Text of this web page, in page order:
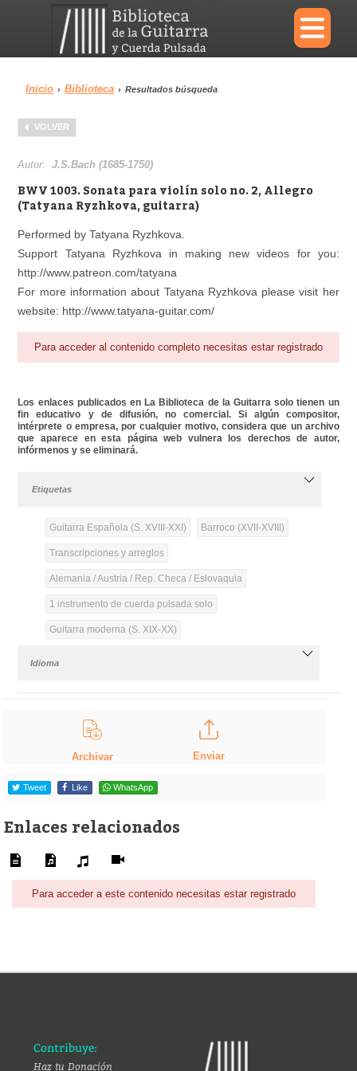
×
Menu
Biblioteca
Área personal
Inicio › Biblioteca › Resultados búsqueda
VOLVER
Autor:J.S.Bach (1685-1750)
BWV 1003. Sonata para violín solo no. 2, Allegro
(Tatyana Ryzhkova, guitarra)
Performed by Tatyana Ryzhkova.
Support Tatyana Ryzhkova in making new videos for you:
http://www.patreon.com/tatyana
For more information about Tatyana Ryzhkova please visit her
website: http://www.tatyana-guitar.com/
Para acceder al contenido completo necesitas estar registrado
Los enlaces publicados en La Biblioteca de la Guitarra solo tienen un
fin educativo y de difusión, no comercial. Si algún compositor,
intérprete o empresa, por cualquier motivo, considera que un archivo
que aparece en esta página web vulnera los derechos de autor,
infórmenos y se eliminará.
Etiquetas
Guitarra Española (S. XVIII-XXI) Barroco (XVII-XVIII)
Transcripciones y arreglos
Alemania / Austria / Rep. Checa / Eslovaquia
1 instrumento de cuerda pulsada solo
Guitarra moderna (S. XIX-XX)
Idioma
Archivar Enviar
Tweet Like WhatsApp
Enlaces relacionados
Para acceder a este contenido necesitas estar registrado
Contribuye:
Haz tu Donación